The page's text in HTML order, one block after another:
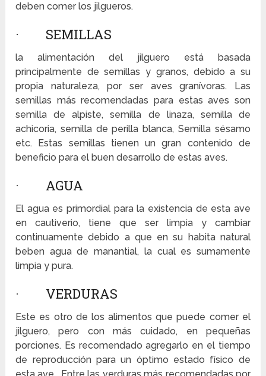
deben comer los jilgueros.
· SEMILLAS
la alimentación del jilguero está basada
principalmente de semillas y granos, debido a su
propia naturaleza, por ser aves granívoras. Las
semillas más recomendadas para estas aves son
semilla de alpiste, semilla de linaza, semilla de
achicoria, semilla de perilla blanca, Semilla sésamo
etc. Estas semillas tienen un gran contenido de
beneficio para el buen desarrollo de estas aves.
· AGUA
El agua es primordial para la existencia de esta ave
en cautiverio, tiene que ser limpia y cambiar
continuamente debido a que en su habita natural
beben agua de manantial, la cual es sumamente
limpia y pura.
· VERDURAS
Este es otro de los alimentos que puede comer el
jilguero, pero con más cuidado, en pequeñas
porciones. Es recomendado agregarlo en el tiempo
de reproducción para un óptimo estado físico de